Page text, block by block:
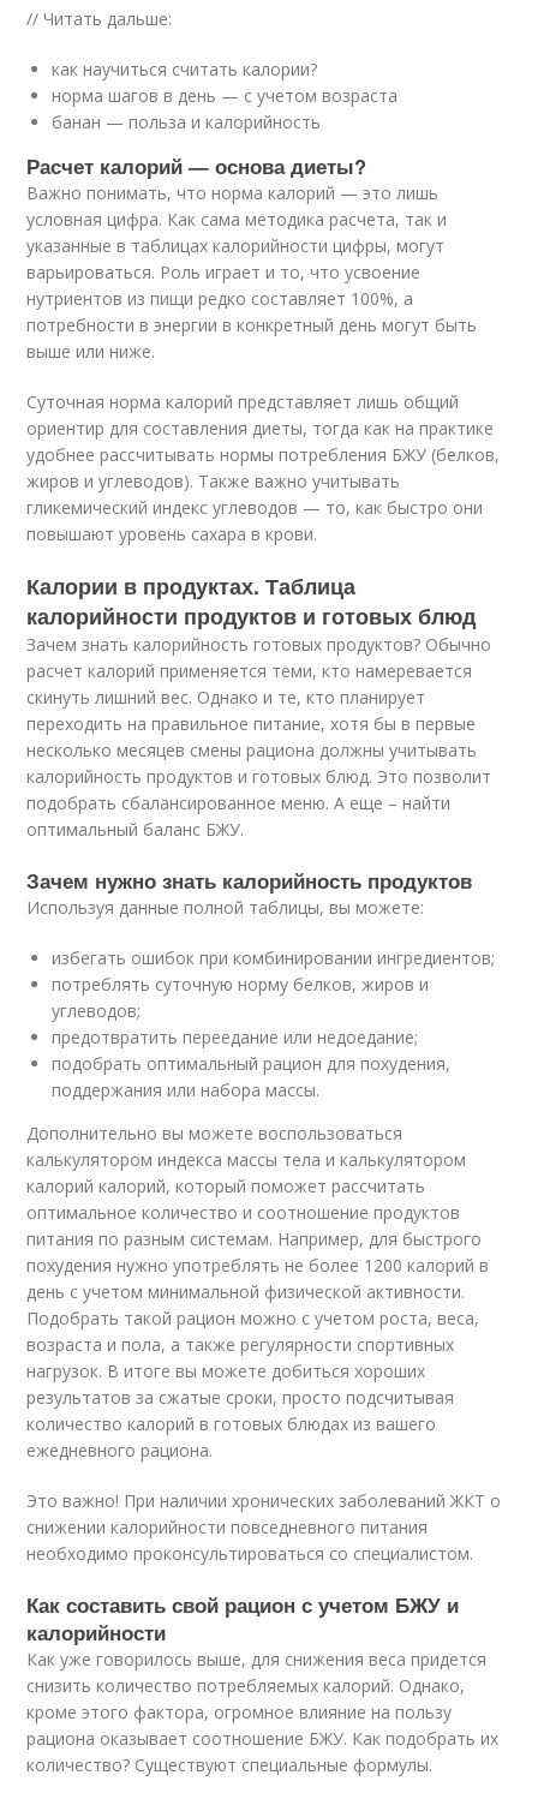
// Читать дальше:
как научиться считать калории?
норма шагов в день — с учетом возраста
банан — польза и калорийность
Расчет калорий — основа диеты?
Важно понимать, что норма калорий — это лишь
условная цифра. Как сама методика расчета, так и
указанные в таблицах калорийности цифры, могут
варьироваться. Роль играет и то, что усвоение
нутриентов из пищи редко составляет 100%, а
потребности в энергии в конкретный день могут быть
выше или ниже.
Суточная норма калорий представляет лишь общий
ориентир для составления диеты, тогда как на практике
удобнее рассчитывать нормы потребления БЖУ (белков,
жиров и углеводов). Также важно учитывать
гликемический индекс углеводов — то, как быстро они
повышают уровень сахара в крови.
Калории в продуктах. Таблица
калорийности продуктов и готовых блюд
Зачем знать калорийность готовых продуктов? Обычно
расчет калорий применяется теми, кто намеревается
скинуть лишний вес. Однако и те, кто планирует
переходить на правильное питание, хотя бы в первые
несколько месяцев смены рациона должны учитывать
калорийность продуктов и готовых блюд. Это позволит
подобрать сбалансированное меню. А еще – найти
оптимальный баланс БЖУ.
Зачем нужно знать калорийность продуктов
Используя данные полной таблицы, вы можете:
избегать ошибок при комбинировании ингредиентов;
потреблять суточную норму белков, жиров и
углеводов;
предотвратить переедание или недоедание;
подобрать оптимальный рацион для похудения,
поддержания или набора массы.
Дополнительно вы можете воспользоваться
калькулятором индекса массы тела и калькулятором
калорий калорий, который поможет рассчитать
оптимальное количество и соотношение продуктов
питания по разным системам. Например, для быстрого
похудения нужно употреблять не более 1200 калорий в
день с учетом минимальной физической активности.
Подобрать такой рацион можно с учетом роста, веса,
возраста и пола, а также регулярности спортивных
нагрузок. В итоге вы можете добиться хороших
результатов за сжатые сроки, просто подсчитывая
количество калорий в готовых блюдах из вашего
ежедневного рациона.
Это важно! При наличии хронических заболеваний ЖКТ о
снижении калорийности повседневного питания
необходимо проконсультироваться со специалистом.
Как составить свой рацион с учетом БЖУ и
калорийности
Как уже говорилось выше, для снижения веса придется
снизить количество потребляемых калорий. Однако,
кроме этого фактора, огромное влияние на пользу
рациона оказывает соотношение БЖУ. Как подобрать их
количество? Существуют специальные формулы.